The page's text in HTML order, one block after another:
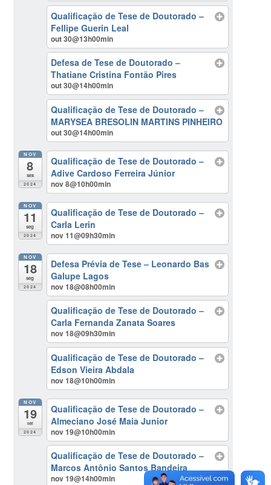
Qualificação de Tese de Doutorado –
Fellipe Guerin Leal
out 30@13h00min
Defesa de Tese de Doutorado –
Thatiane Cristina Fontão Pires
out 30@14h00min
Qualificação de Tese de Doutorado –
MARYSEA BRESOLIN MARTINS PINHEIRO
out 30@14h00min
NOV
8
sex
2024
Qualificação de Tese de Doutorado –
Adive Cardoso Ferreira Júnior
nov 8@10h00min
NOV
11
seg
2024
Qualificação de Tese de Doutorado –
Carla Lerin
nov 11@09h30min
NOV
18
seg
2024
Defesa Prévia de Tese – Leonardo Bas
Galupe Lagos
nov 18@08h00min
Qualificação de Tese de Doutorado –
Carla Fernanda Zanata Soares
nov 18@09h30min
Qualificação de Tese de Doutorado –
Edson Vieira Abdala
nov 18@10h00min
NOV
19
ter
2024
Qualificação de Tese de Doutorado –
Almeciano José Maia Junior
nov 19@10h00min
Qualificação de Tese de Doutorado –
Marcos Antônio Santos Bandeira
nov 19@14h00min